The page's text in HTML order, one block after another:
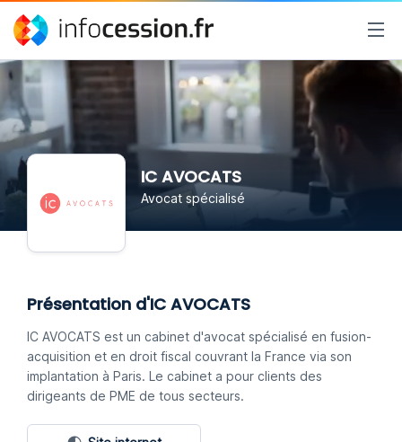
IC AVOCATS
Avocat spécialisé
Présentation d'IC AVOCATS
IC AVOCATS est un cabinet d'avocat spécialisé en fusion-
acquisition et en droit fiscal couvrant la France via son
implantation à Paris. Le cabinet a pour clients des
dirigeants de PME de tous secteurs.